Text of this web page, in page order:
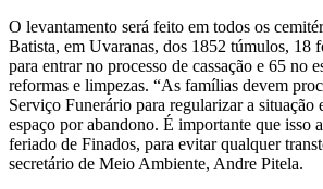
O levantamento será feito em todos os
Batista, em Uvaranas, dos 1852 túmulos, 18
para entrar no processo de cassação e 65 no
reformas e limpezas. “As famílias devem
Serviço Funerário para regularizar a situação
espaço por abandono. É importante que isso
feriado de Finados, para evitar qualquer
secretário de Meio Ambiente, Andre Pitela.